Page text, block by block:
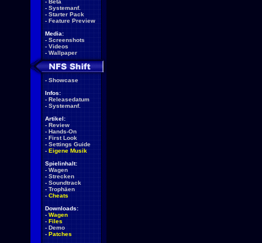
- Beta
- Systemanf.
- Starter Pack
- Feature Preview
Media:
- Screenshots
- Videos
- Wallpaper
- Showcase
Infos:
- Releasedatum
- Systemanf.
Artikel:
- Review
- Hands-On
- First Look
- Settings Guide
- Eigene Musik
Spielinhalt:
- Wagen
- Strecken
- Soundtrack
- Trophäen
- Cheats
Downloads:
- Wagen
- Files
- Demo
- Patches